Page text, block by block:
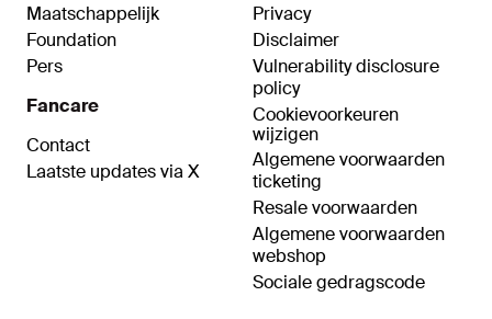
Maatschappelijk
Foundation
Pers
Fancare
Contact
Laatste updates via X
Privacy
Disclaimer
Vulnerability disclosure
policy
Cookievoorkeuren
wijzigen
Algemene voorwaarden
ticketing
Resale voorwaarden
Algemene voorwaarden
webshop
Sociale gedragscode